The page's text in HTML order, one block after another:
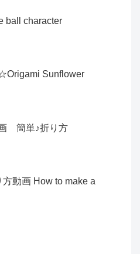
ball character
Sunflower
簡単♪折り方
動画 How to make a